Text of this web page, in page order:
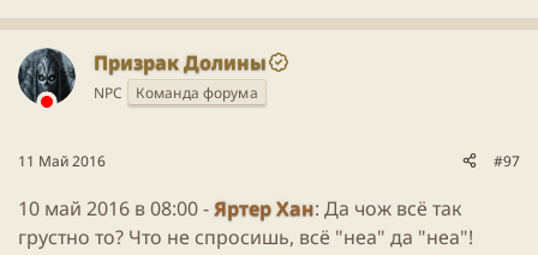
Призрак Долины
NPC Команда форума
11 Май 2016 #97
10 май 2016 в 08:00 -Яртер Хан: Да чож всё так
грустно то? Что не спросишь, всё "неа" да "неа"!